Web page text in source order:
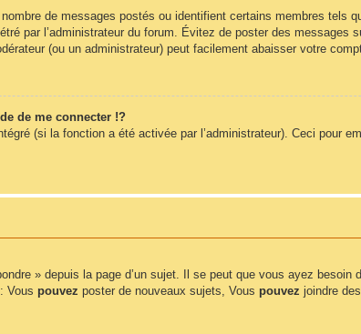
de messages postés ou identifient certains membres tels
par l’administrateur du forum. Évitez de poster des messages
(ou un administrateur) peut facilement abaisser votre
de me connecter !?
(si la fonction a été activée par l’administrateur). Ceci pour
» depuis la page d’un sujet. Il se peut que vous ayez besoin
Vous pouvez poster de nouveaux sujets, Vous pouvez joindre